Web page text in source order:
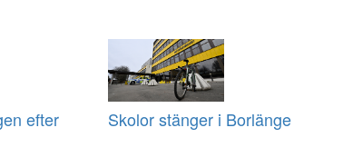
efter Skolor stänger i Borlänge